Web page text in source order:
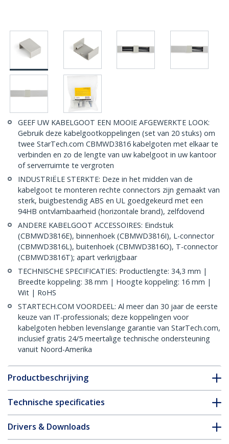
GEEF UW KABELGOOT EEN MOOIE AFGEWERKTE LOOK:
Gebruik deze kabelgootkoppelingen (set van 20 stuks) om
twee StarTech.com CBMWD3816 kabelgoten met elkaar te
verbinden en zo de lengte van uw kabelgoot in uw kantoor
of serverruimte te vergroten
INDUSTRIËLE STERKTE: Deze in het midden van de
kabelgoot te monteren rechte connectors zijn gemaakt van
sterk, buigbestendig ABS en UL goedgekeurd met een
94HB ontvlambaarheid (horizontale brand), zelfdovend
ANDERE KABELGOOT ACCESSOIRES: Eindstuk
(CBMWD3816E), binnenhoek (CBMWD3816I), L-connector
(CBMWD3816L), buitenhoek (CBMWD3816O), T-connector
(CBMWD3816T); apart verkrijgbaar
TECHNISCHE SPECIFICATIES: Productlengte: 34,3 mm |
Breedte koppeling: 38 mm | Hoogte koppeling: 16 mm |
Wit | RoHS
STARTECH.COM VOORDEEL: Al meer dan 30 jaar de eerste
keuze van IT-professionals; deze koppelingen voor
kabelgoten hebben levenslange garantie van StarTech.com,
inclusief gratis 24/5 meertalige technische ondersteuning
vanuit Noord-Amerika
Productbeschrijving
Technische specificaties
Drivers & Downloads